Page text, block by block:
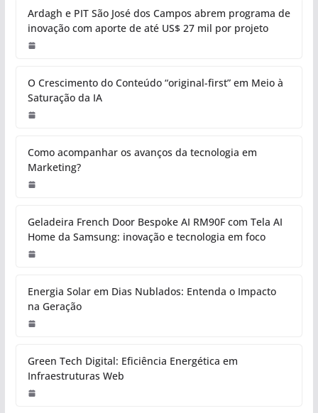
Ardagh e PIT São José dos Campos abrem programa de
inovação com aporte de até US$ 27 mil por projeto
O Crescimento do Conteúdo “original-first” em Meio à
Saturação da IA
Como acompanhar os avanços da tecnologia em
Marketing?
Geladeira French Door Bespoke AI RM90F com Tela AI
Home da Samsung: inovação e tecnologia em foco
Energia Solar em Dias Nublados: Entenda o Impacto
na Geração
Green Tech Digital: Eficiência Energética em
Infraestruturas Web